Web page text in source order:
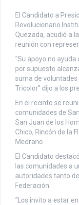
El Candidato a
Revolucionario
Quezada, acudió a
reunión con
“Su apoyo no
por supuesto
suma de voluntades
Tricolor” dijo a los
En el recinto se
comunidades de
San Juan de los
Chico, Rincón de la
Medrano.
El Candidato
las comunidades a
autoridades tanto
Federación.
“Los invito a estar